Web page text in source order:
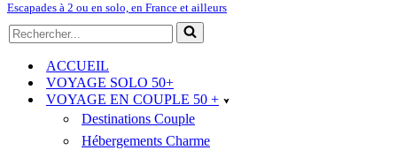
Escapades à 2 ou en solo, en France et ailleurs
Rechercher...
ACCUEIL
VOYAGE SOLO 50+
VOYAGE EN COUPLE 50 +
Destinations Couple
Hébergements Charme